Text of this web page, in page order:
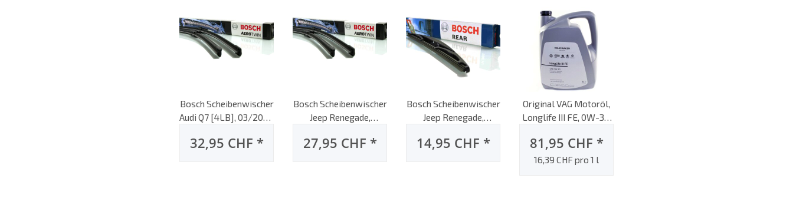
Bosch Scheibenwischer
Audi Q7 [4LB], 03/2006
Flachbalken-
32,95 CHF *
Bosch Scheibenwischer
Jeep Renegade,
AeroTwin Flachbalken-
27,95 CHF *
Bosch Scheibenwischer
Jeep Renegade,
Heck-Scheibenwischer,
14,95 CHF *
Original VAG Motoröl,
Longlife III FE, 0W-30,
VW 507 00
81,95 CHF *
16,39 CHF pro 1 l